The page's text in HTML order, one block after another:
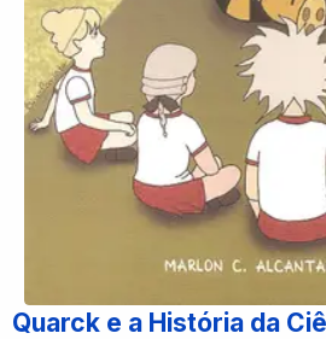
Quarck e a História da